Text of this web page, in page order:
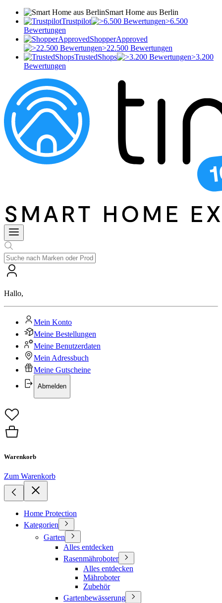
Smart Home aus Berlin
Trustpilot
>6.500
Bewertungen
ShopperApproved
>22.500 Bewertungen
TrustedShops
>3.200
Bewertungen
Hallo,
Mein Konto
Meine Bestellungen
Meine Benutzerdaten
Mein Adressbuch
Meine Gutscheine
Abmelden
Warenkorb
Zum Warenkorb
Home Protection
Kategorien
Garten
Alles entdecken
Rasenmähroboter
Alles entdecken
Mähroboter
Zubehör
Gartenbewässerung